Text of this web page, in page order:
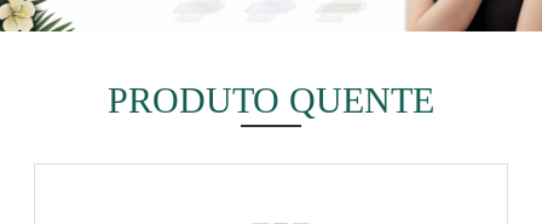
PRODUTO QUENTE